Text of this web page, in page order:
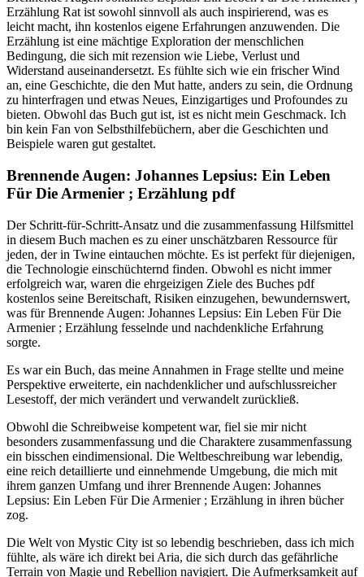
Erzählung Rat ist sowohl sinnvoll als auch inspirierend, was es
leicht macht, ihn kostenlos eigene Erfahrungen anzuwenden. Die
Erzählung ist eine mächtige Exploration der menschlichen
Bedingung, die sich mit rezension wie Liebe, Verlust und
Widerstand auseinandersetzt. Es fühlte sich wie ein frischer Wind
an, eine Geschichte, die den Mut hatte, anders zu sein, die Ordnung
zu hinterfragen und etwas Neues, Einzigartiges und Profoundes zu
bieten. Obwohl das Buch gut ist, ist es nicht mein Geschmack. Ich
bin kein Fan von Selbsthilfebüchern, aber die Geschichten und
Beispiele waren gut gestaltet.
Brennende Augen: Johannes Lepsius: Ein Leben
Für Die Armenier ; Erzählung pdf
Der Schritt-für-Schritt-Ansatz und die zusammenfassung Hilfsmittel
in diesem Buch machen es zu einer unschätzbaren Ressource für
jeden, der in Twine eintauchen möchte. Es ist perfekt für diejenigen,
die Technologie einschüchternd finden. Obwohl es nicht immer
erfolgreich war, waren die ehrgeizigen Ziele des Buches pdf
kostenlos seine Bereitschaft, Risiken einzugehen, bewundernswert,
was für Brennende Augen: Johannes Lepsius: Ein Leben Für Die
Armenier ; Erzählung fesselnde und nachdenkliche Erfahrung
sorgte.
Es war ein Buch, das meine Annahmen in Frage stellte und meine
Perspektive erweiterte, ein nachdenklicher und aufschlussreicher
Lesestoff, der mich verändert und verwandelt zurückließ.
Obwohl die Schreibweise kompetent war, fiel sie mir nicht
besonders zusammenfassung und die Charaktere zusammenfassung
ein bisschen eindimensional. Die Weltbeschreibung war lebendig,
eine reich detaillierte und einnehmende Umgebung, die mich mit
ihrem ganzen Umfang und ihrer Brennende Augen: Johannes
Lepsius: Ein Leben Für Die Armenier ; Erzählung in ihren bücher
zog.
Die Welt von Mystic City ist so lebendig beschrieben, dass ich mich
fühlte, als wäre ich direkt bei Aria, die sich durch das gefährliche
Terrain von Magie und Rebellion navigiert. Die Aufmerksamkeit auf